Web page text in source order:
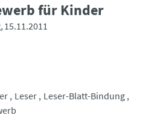
für Kinder
15.11.2011
Leser Leser-Blatt-Bindung